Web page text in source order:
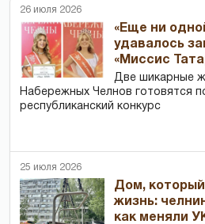
26 июля 2026
«Еще ни
удавалось
«Миссис
Две шикарные
Набережных Челнов готовятся
республиканский конкурс
25 июля 2026
Дом,
жизнь:
как меняли